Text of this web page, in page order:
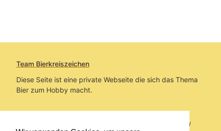
Team Bierkreiszeichen
Diese Seite ist eine private Webseite die sich das Thema
Bier zum Hobby macht.
Sie befinden sich auf https://www.bierkreiszeichen.at/